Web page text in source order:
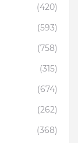
(420)
(593)
(758)
(315)
(674)
(262)
(368)